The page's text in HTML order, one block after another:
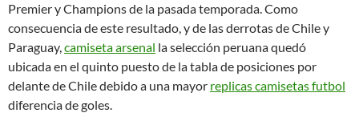
Premier y Champions de la pasada temporada. Como
consecuencia de este resultado, y de las derrotas de Chile y
Paraguay,camiseta arsenal la selección peruana quedó
ubicada en el quinto puesto de la tabla de posiciones por
delante de Chile debido a una mayor replicas camisetas futbol
diferencia de goles.